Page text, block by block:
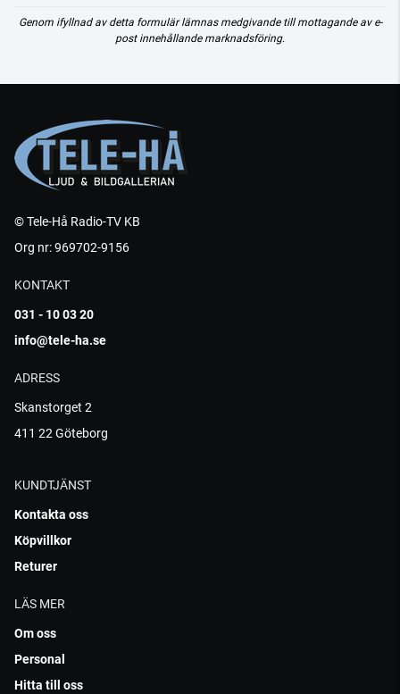
Genom ifyllnad av detta formulär lämnas medgivande till mottagande av e-
post innehållande marknadsföring.
© Tele-Hå Radio-TV KB
Org nr: 969702-9156
KONTAKT
031 - 10 03 20
info@tele-ha.se
ADRESS
Skanstorget 2
411 22 Göteborg
KUNDTJÄNST
Kontakta oss
Köpvillkor
Returer
LÄS MER
Om oss
Personal
Hitta till oss